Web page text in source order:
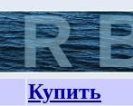
Купить